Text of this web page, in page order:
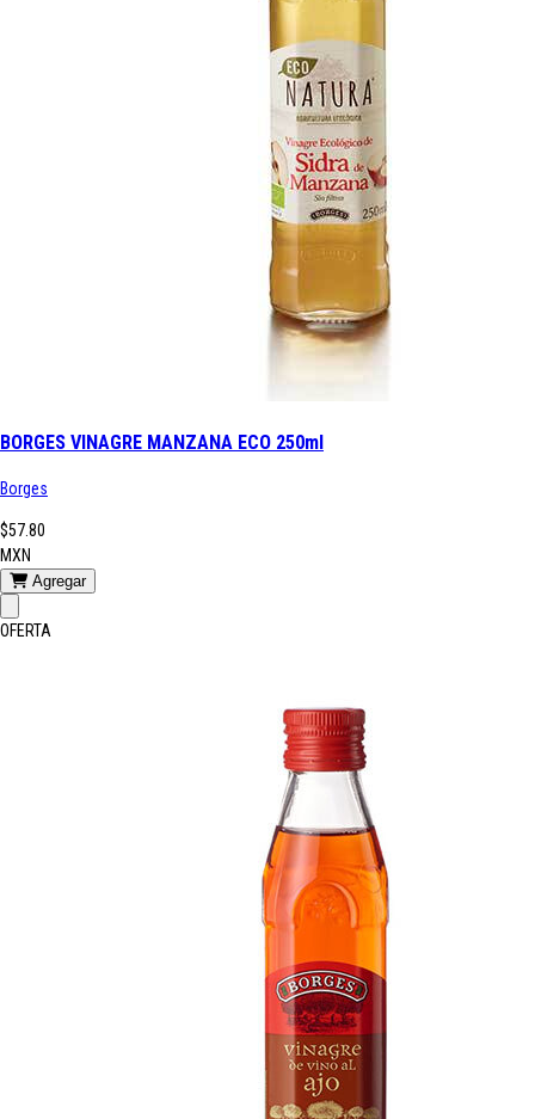
BORGES VINAGRE MANZANA ECO 250ml
Borges
$57.80
MXN
Agregar
OFERTA